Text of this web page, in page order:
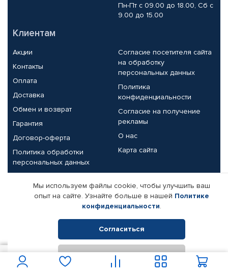
Пн-Пт с 09.00 до 18.00, Сб с
9.00 до 15.00
Клиентам
Акции
Контакты
Оплата
Доставка
Обмен и возврат
Гарантия
Договор-оферта
Политика обработки
персональных данных
Согласие посетителя сайта
на обработку
персональных данных
Политика
конфиденциальности
Согласие на получение
рекламы
О нас
Карта сайта
Партнерам
Корпоративным клиентам
Поставщикам
Реквизиты компании
© КАМАЗ ЦЕНТР ДОНЕЦК, 2015-2026. Все права защищены.
Интернет-магазин автомобильных товаров Автопрофи.
Мы используем файлы cookie, чтобы улучшить ваш
опыт на сайте. Узнайте больше в нашей Политике
конфиденциальности.
Согласиться
Отклонить
В корзину